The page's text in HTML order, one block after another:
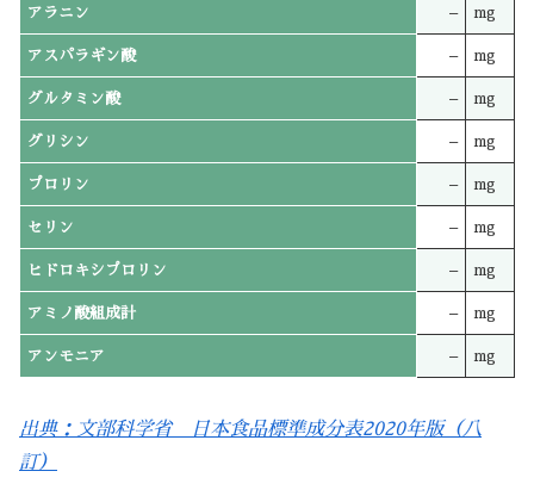
アラニン – mg
アスパラギン酸 – mg
グルタミン酸 – mg
グリシン – mg
プロリン – mg
セリン – mg
ヒドロキシプロリン – mg
アミノ酸組成計 – mg
アンモニア – mg
出典：文部科学省 日本食品標準成分表2020年版（八
訂）